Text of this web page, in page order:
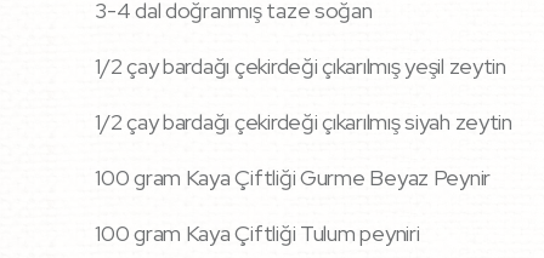
3-4 dal doğranmış taze soğan
1/2 çay bardağı çekirdeği çıkarılmış yeşil zeytin
1/2 çay bardağı çekirdeği çıkarılmış siyah zeytin
100 gram Kaya Çiftliği Gurme Beyaz Peynir
100 gram Kaya Çiftliği Tulum peyniri